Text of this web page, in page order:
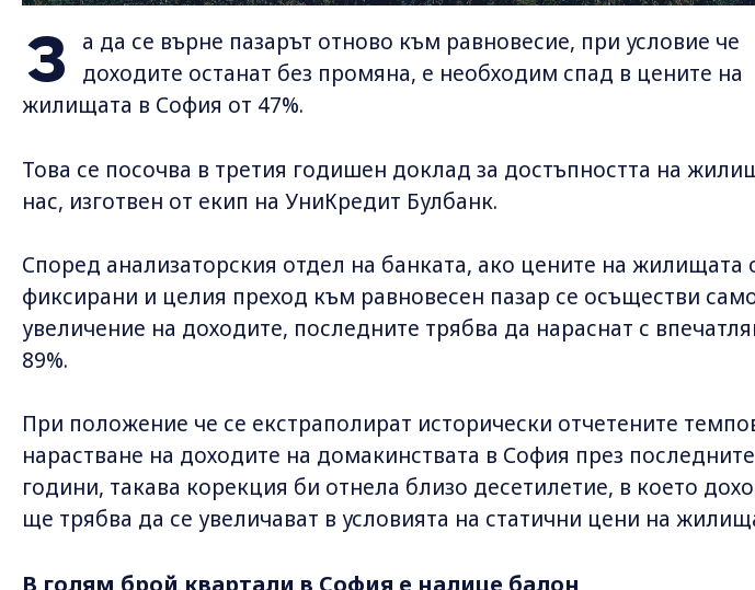
З
а да се върне пазарът отново към равновесие, при условие че
доходите останат без промяна, е необходим спад в цените на
жилищата в София от 47%.
Това се посочва в третия годишен доклад за достъпността на
нас, изготвен от екип на УниКредит Булбанк.
Според анализаторския отдел на банката, ако цените на жилищата
фиксирани и целия преход към равновесен пазар се осъществи
увеличение на доходите, последните трябва да нараснат с
89%.
При положение че се екстраполират исторически отчетените
нарастване на доходите на домакинствата в София през
години, такава корекция би отнела близо десетилетие, в което
ще трябва да се увеличават в условията на статични цени на